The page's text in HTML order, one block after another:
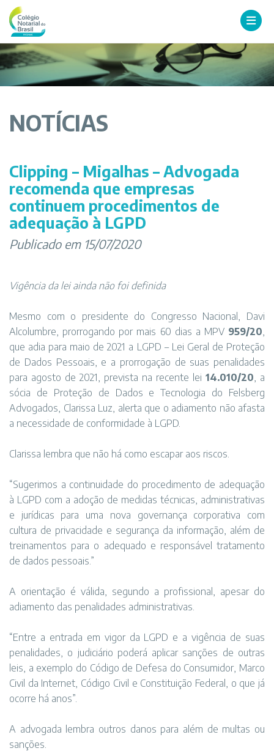
NOTÍCIAS
Clipping – Migalhas – Advogada
recomenda que empresas
continuem procedimentos de
adequação à LGPD
Publicado em 15/07/2020
Vigência da lei ainda não foi definida
Mesmo com o presidente do Congresso Nacional, Davi
Alcolumbre, prorrogando por mais 60 dias a MPV 959/20,
que adia para maio de 2021 a LGPD – Lei Geral de Proteção
de Dados Pessoais, e a prorrogação de suas penalidades
para agosto de 2021, prevista na recente lei 14.010/20, a
sócia de Proteção de Dados e Tecnologia do Felsberg
Advogados, Clarissa Luz, alerta que o adiamento não afasta
a necessidade de conformidade à LGPD.
Clarissa lembra que não há como escapar aos riscos.
“Sugerimos a continuidade do procedimento de adequação
à LGPD com a adoção de medidas técnicas, administrativas
e jurídicas para uma nova governança corporativa com
cultura de privacidade e segurança da informação, além de
treinamentos para o adequado e responsável tratamento
de dados pessoais.”
A orientação é válida, segundo a profissional, apesar do
adiamento das penalidades administrativas.
“Entre a entrada em vigor da LGPD e a vigência de suas
penalidades, o judiciário poderá aplicar sanções de outras
leis, a exemplo do Código de Defesa do Consumidor, Marco
Civil da Internet, Código Civil e Constituição Federal, o que já
ocorre há anos”.
A advogada lembra outros danos para além de multas ou
sanções.